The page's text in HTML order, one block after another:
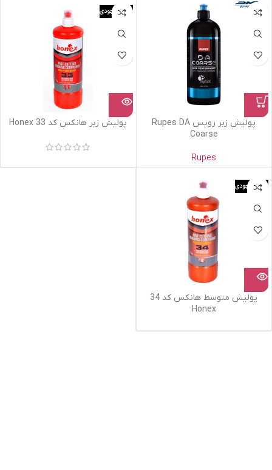
پولیش زبر روپس Rupes DA
Coarse
Rupes
اتمام موجودی
پولیش زبر هانکس کد 33 Honex
اتمام موجودی
پولیش متوسط هانکس کد 34
Honex